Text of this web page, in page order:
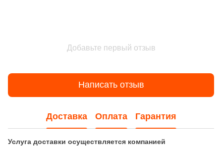
Добавьте первый отзыв
Написать отзыв
Доставка Оплата Гарантия
Услуга доставки осуществляется компанией